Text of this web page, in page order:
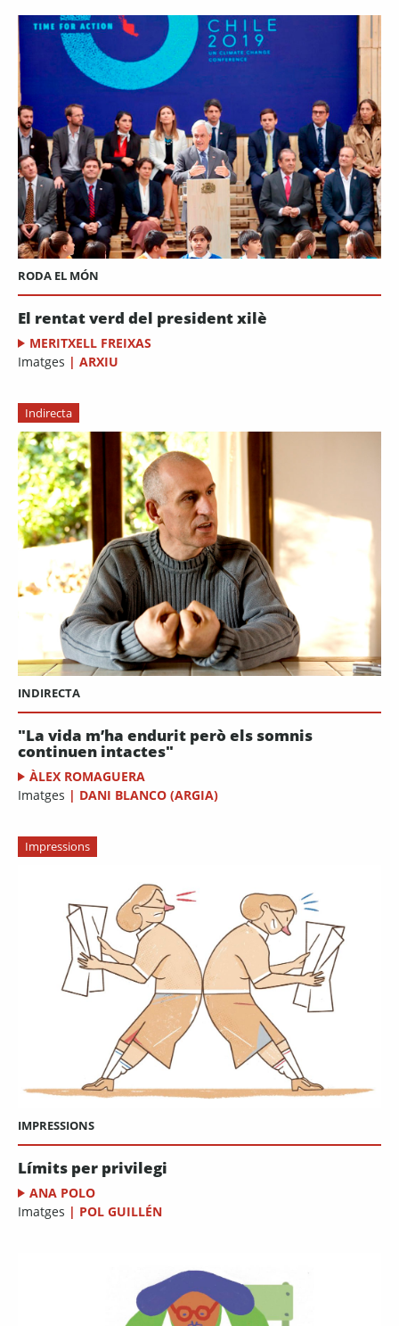
RODA EL MÓN
El rentat verd del president xilè
MERITXELL FREIXAS
Imatges | ARXIU
Indirecta
INDIRECTA
"La vida m’ha endurit però els somnis
continuen intactes"
ÀLEX ROMAGUERA
Imatges | DANI BLANCO (ARGIA)
Impressions
IMPRESSIONS
Límits per privilegi
ANA POLO
Imatges | POL GUILLÉN